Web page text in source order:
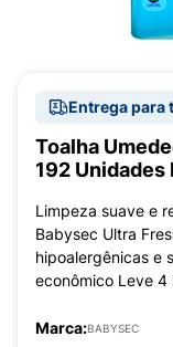
Entrega para
Toalha
192 Unidades
Limpeza suave e
Babysec Ultra
hipoalergênicas e
econômico Leve 4
Marca:BABYSEC